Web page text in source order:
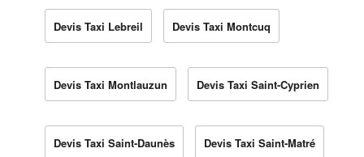
Devis Taxi Lebreil Devis Taxi Montcuq
Devis Taxi Montlauzun Devis Taxi Saint-Cyprien
Devis Taxi Saint-Daunès Devis Taxi Saint-Matré